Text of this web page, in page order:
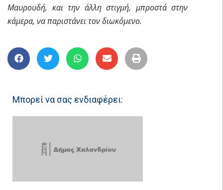
Μαυρουδή, και την άλλη στιγμή, μπροστά στην
κάμερα, να παριστάνει τον διωκόμενο.
Μπορεί να σας ενδιαφέρει: